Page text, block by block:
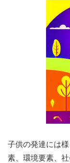
子供の発達には
素、環境要素、